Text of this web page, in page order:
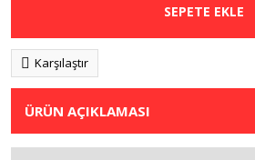
SEPETE EKLE
Karşılaştır
ÜRÜN AÇIKLAMASI